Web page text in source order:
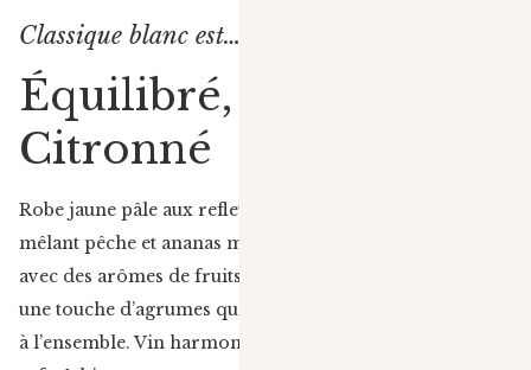
Classique blanc est…
Équilibré, Fin et
Citronné
Robe jaune pâle aux reflets or blanc. Nez expressif
mêlant pêche et ananas mûr. Attaque ronde en bouche,
avec des arômes de fruits jaunes. Finale marquée par
une touche d’agrumes qui apporte fraîcheur et équilibre
à l’ensemble. Vin harmonieux, à la fois fruité et